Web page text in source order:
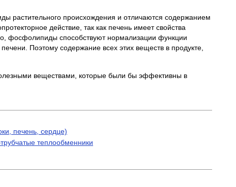
происхождения и отличаются содержанием
действие, так как печень имеет свойства
фосфолипиды способствуют нормализации функции
Поэтому содержание всех этих веществ в продукте,
веществами, которые были бы эффективны в
печень, сердце)
теплообменники